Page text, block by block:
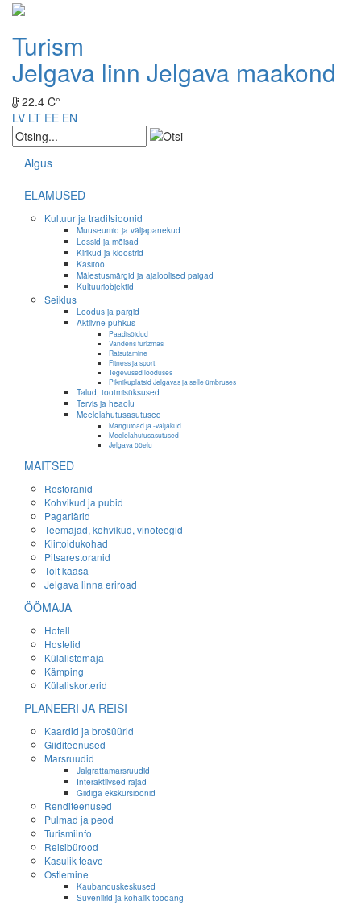
Turism
Jelgava linn Jelgava maakond
22.4 C°
LV LT EE EN
Algus
ELAMUSED
Kultuur ja traditsioonid
Muuseumid ja väljapanekud
Lossid ja mõisad
Kirikud ja kloostrid
Käsitöö
Mälestusmärgid ja ajaloolised paigad
Kultuuriobjektid
Seiklus
Loodus ja pargid
Aktiivne puhkus
Paadisõidud
Vandens turizmas
Ratsutamine
Fitness ja sport
Tegevused looduses
Piknikuplatsid Jelgavas ja selle ümbruses
Talud, tootmisüksused
Tervis ja heaolu
Meelelahutusasutused
Mängutoad ja -väljakud
Meelelahutusasutused
Jelgava ööelu
MAITSED
Restoranid
Kohvikud ja pubid
Pagariärid
Teemajad, kohvikud, vinoteegid
Kiirtoidukohad
Pitsarestoranid
Toit kaasa
Jelgava linna eriroad
ÖÖMAJA
Hotell
Hostelid
Külalistemaja
Kämping
Külaliskorterid
PLANEERI JA REISI
Kaardid ja brošüürid
Giiditeenused
Marsruudid
Jalgrattamarsruudid
Interaktiivsed rajad
Giidiga ekskursioonid
Renditeenused
Pulmad ja peod
Turismiinfo
Reisibürood
Kasulik teave
Ostlemine
Kaubanduskeskused
Suveniirid ja kohalik toodang